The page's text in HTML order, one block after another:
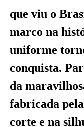
que viu o
marco na
uniforme
conquista.
da
fabricada
corte e na